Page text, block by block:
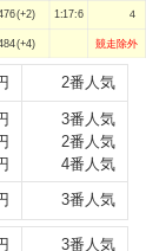
1:17:6 ４
競走除外
2番人気
3番人気
2番人気
4番人気
3番人気
3番人気